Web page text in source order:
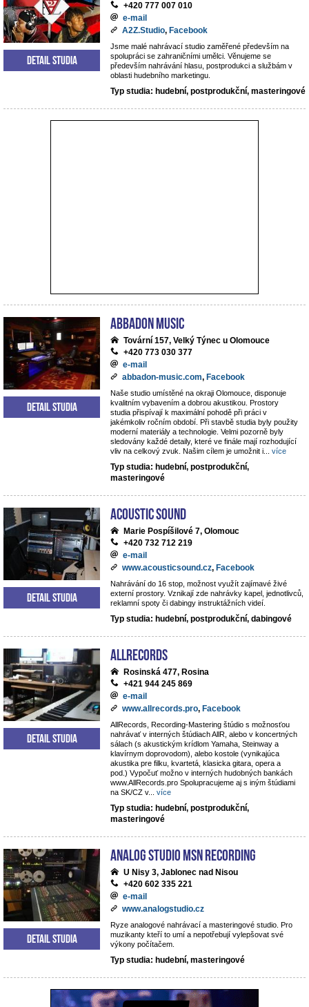
+420 777 007 010
e-mail
A2Z.Studio, Facebook
Jsme malé nahrávací studio zaměřené především na
spolupráci se zahraničními umělci. Věnujeme se
především nahrávání hlasu, postprodukci a službám v
oblasti hudebního marketingu.
Typ studia: hudební, postprodukční, masteringové
Detail studia
ABBADON Music
Tovární 157, Velký Týnec u Olomouce
+420 773 030 377
e-mail
abbadon-music.com, Facebook
Naše studio umístěné na okraji Olomouce, disponuje
kvalitním vybavením a dobrou akustikou. Prostory
studia přispívají k maximální pohodě při práci v
jakémkoliv ročním období. Při stavbě studia byly použity
moderní materiály a technologie. Velmi pozorně byly
sledovány každé detaily, které ve finále mají rozhodující
vliv na celkový zvuk. Našim cílem je umožnit i
více
Typ studia: hudební, postprodukční,
masteringové
Detail studia
Acoustic Sound
Marie Pospíšilové 7, Olomouc
+420 732 712 219
e-mail
www.acousticsound.cz, Facebook
Nahrávání do 16 stop, možnost využít zajímavé živé
externí prostory. Vznikají zde nahrávky kapel, jednotlivců,
reklamní spoty či dabingy instruktážních videí.
Typ studia: hudební, postprodukční, dabingové
Detail studia
AllRecords
Rosinská 477, Rosina
+421 944 245 869
e-mail
www.allrecords.pro, Facebook
AllRecords, Recording-Mastering štúdio s možnosťou
nahrávať v interných štúdiach AllR, alebo v koncertných
sálach (s akustickým krídlom Yamaha, Steinway a
klavírnym doprovodom), alebo kostole (vynikajúca
akustika pre filku, kvartetá, klasicka gitara, opera a
pod.) Vypočuť možno v interných hudobných bankách
www.AllRecords.pro Spolupracujeme aj s iným štúdiami
na SK/CZ v... více
Typ studia: hudební, postprodukční,
masteringové
Detail studia
analog studio MSN recording
U Nisy 3, Jablonec nad Nisou
+420 602 335 221
e-mail
www.analogstudio.cz
Ryze analogové nahrávací a masteringové studio. Pro
muzikanty kteří to umí a nepotřebují vylepšovat své
výkony počítačem.
Typ studia: hudební, masteringové
Detail studia